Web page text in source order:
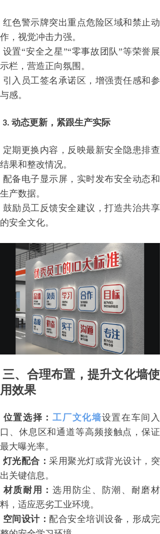
红色警示牌突出重点危险区域和禁止动
作，视觉冲击力强。
设置“安全之星”“零事故团队”等荣誉展
示栏，营造正向氛围。
引入员工签名承诺区，增强责任感和参
与感。
3. 动态更新，紧跟生产实际
定期更换内容，反映最新安全隐患排查
结果和整改情况。
配备电子显示屏，实时发布安全动态和
生产数据。
鼓励员工反馈安全建议，打造共治共享
的安全文化。
三、合理布置，提升文化墙使
用效果
位置选择：工厂文化墙设置在车间入
口、休息区和通道等高频接触点，保证
最大曝光率。
灯光配合：采用聚光灯或背光设计，突
出关键信息。
材质耐用：选用防尘、防潮、耐磨材
料，适应恶劣工业环境。
空间设计： 配合安全培训设备，形成完